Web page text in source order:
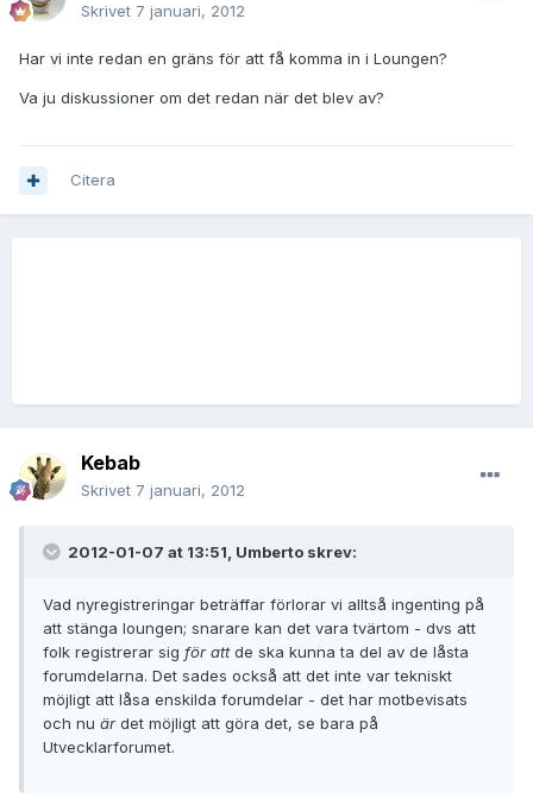
Skrivet 7 januari, 2012
Har vi inte redan en gräns för att få komma in i Loungen?
Va ju diskussioner om det redan när det blev av?
Citera
Kebab
Skrivet 7 januari, 2012
2012-01-07 at 13:51, Umberto skrev:
Vad nyregistreringar beträffar förlorar vi alltså ingenting på
att stänga loungen; snarare kan det vara tvärtom - dvs att
folk registrerar sig för attde ska kunna ta del av de låsta
forumdelarna. Det sades också att det inte var tekniskt
möjligt att låsa enskilda forumdelar - det har motbevisats
och nu är det möjligt att göra det, se bara på
Utvecklarforumet.